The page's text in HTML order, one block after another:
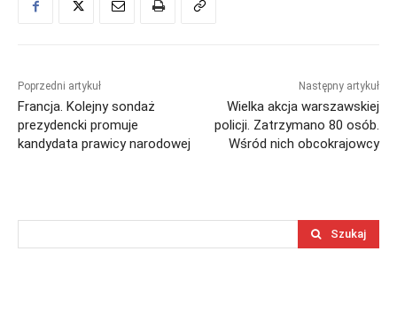
Poprzedni artykuł
Francja. Kolejny sondaż
prezydencki promuje
kandydata prawicy narodowej
Następny artykuł
Wielka akcja warszawskiej
policji. Zatrzymano 80 osób.
Wśród nich obcokrajowcy
Szukaj